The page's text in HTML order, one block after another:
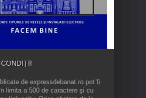
de expressdebanat.ro pot fi
limita a 500 de caractere şi cu